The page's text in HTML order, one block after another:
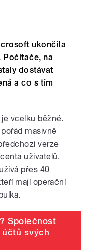
ukončila
na
dostávat
a co s tím
vcelku běžné.
masivně
verze
uživatelů.
přes 40
mají operační
Společnost
účtů svých